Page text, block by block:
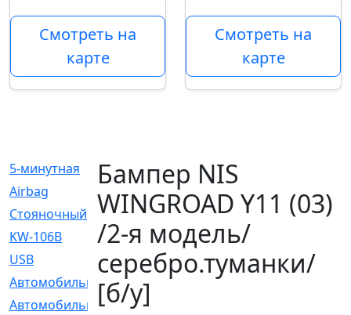
Смотреть на
карте
Смотреть на
карте
5-минутная
[1]
Airbag
[18]
Cтояночный
[1]
KW-106B
[0]
USB
[6]
Автомобильное
[6]
Автомобильный
[6]
Бампер NIS
WINGROAD Y11 (03)
/2-я модель/
серебро.туманки/
[б/у]